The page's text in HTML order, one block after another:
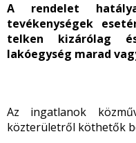
A rendelet
tevékenységek
telken kizárólag
lakóegység marad
Az ingatlanok
közterületről köthetők